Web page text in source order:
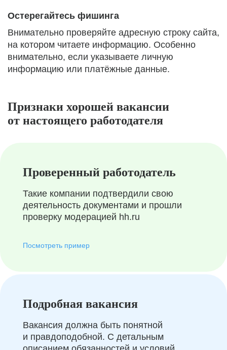
Остерегайтесь фишинга
Внимательно проверяйте адресную строку сайта,
на котором читаете информацию. Особенно
внимательно, если указываете личную
информацию или платёжные данные.
Признаки хорошей вакансии
от настоящего работодателя
Проверенный работодатель
Такие компании подтвердили свою
деятельность документами и прошли
проверку модерацией hh.ru
Посмотреть пример
Подробная вакансия
Вакансия должна быть понятной
и правдоподобной. С детальным